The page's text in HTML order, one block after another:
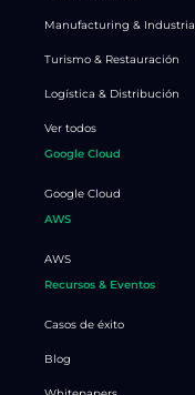
Manufacturing & Industria
Turismo & Restauración
Logística & Distribución
Ver todos
Google Cloud
Google Cloud
AWS
AWS
Recursos & Eventos
Casos de éxito
Blog